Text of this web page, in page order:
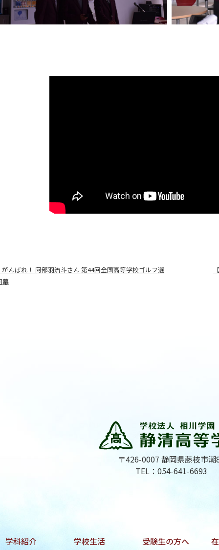
がんばれ！ 阿部羽流斗さん 第44回全国高等学校ゴルフ選
幕
〒426-0007 静岡県藤枝市潮
TEL：054-641-6693
学科紹介 学校生活 受験生の方へ